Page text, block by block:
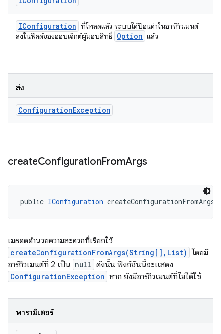
IConfiguration ที่โหลดแล้ว ระบบได้ป้อนค่าในอาร์กิวเมนต์
ลงในฟิลด์ของออบเจ็กต์ผู้มอบสิทธิ์
Option แล้ว
ส่ง
ConfigurationException
createConfigurationFromArgs
public IConfiguration
เมธอดอำนวยความสะดวกที่เรียกใช้
createConfigurationFromArgs(String[],List) โดยมี
อาร์กิวเมนต์ที่ 2 เป็น null ดังนั้น ฟังก์ชันนี้จะแสดง
ConfigurationException หาก ยังมีอาร์กิวเมนต์ที่ไม่ได้ใช้
พารามิเตอร์